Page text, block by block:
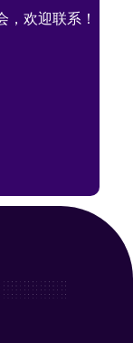
，欢迎联系！